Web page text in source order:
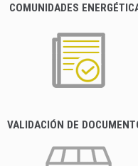
COMUNIDADES
VALIDACIÓN DE